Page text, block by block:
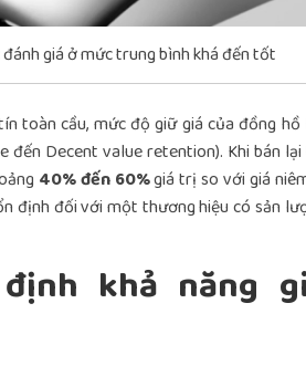
giá ở mức trung bình khá đến tốt
toàn cầu, mức độ giữ giá của đồng
đến Decent value retention). Khi bán
40% đến 60%giá trị so với giá
định đối với một thương hiệu có sản
khả năng